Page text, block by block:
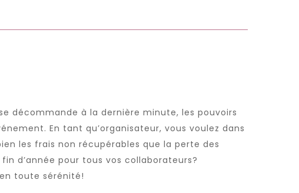
décommande à la dernière minute, les pouvoirs
En tant qu’organisateur, vous voulez dans
les frais non récupérables que la perte des
d’année pour tous vos collaborateurs?
toute sérénité!